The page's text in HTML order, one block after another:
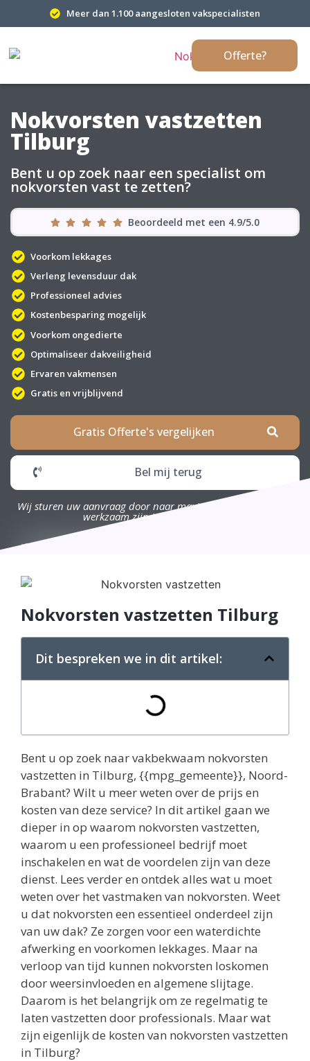
Meer dan 1.100 aangesloten vakspecialisten
Offerte?
Nokvorsten vastzetten
Tilburg
Bent u op zoek naar een specialist om
nokvorsten vast te zetten?
Beoordeeld met een 4.9/5.0
Voorkom lekkages
Verleng levensduur dak
Professioneel advies
Kostenbesparing mogelijk
Voorkom ongedierte
Optimaliseer dakveiligheid
Ervaren vakmensen
Gratis en vrijblijvend
Gratis Offerte's vergelijken
Bel mij terug
Wij sturen uw aanvraag door naar maximaal 4 bedrijven die
werkzaam zijn in uw omgeving.
Nokvorsten vastzetten Tilburg
Dit bespreken we in dit artikel:
Bent u op zoek naar vakbekwaam nokvorsten
vastzetten in Tilburg, {{mpg_gemeente}}, Noord-
Brabant? Wilt u meer weten over de prijs en
kosten van deze service? In dit artikel gaan we
dieper in op waarom nokvorsten vastzetten,
waarom u een professioneel bedrijf moet
inschakelen en wat de voordelen zijn van deze
dienst. Lees verder en ontdek alles wat u moet
weten over het vastmaken van nokvorsten. Weet
u dat nokvorsten een essentieel onderdeel zijn
van uw dak? Ze zorgen voor een waterdichte
afwerking en voorkomen lekkages. Maar na
verloop van tijd kunnen nokvorsten loskomen
door weersinvloeden en algemene slijtage.
Daarom is het belangrijk om ze regelmatig te
laten vastzetten door professionals. Maar wat
zijn eigenlijk de kosten van nokvorsten vastzetten
in Tilburg?